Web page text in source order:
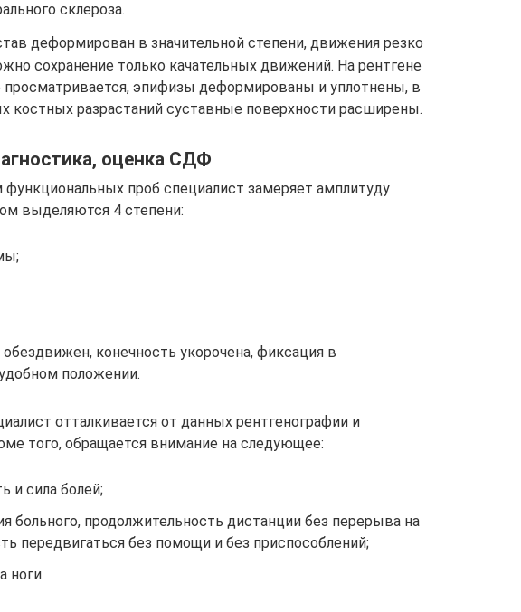
склероза.
деформирован в значительной степени, движения резко
сохранение только качательных движений. На рентгене
просматривается, эпифизы деформированы и уплотнены, в
костных разрастаний суставные поверхности расширены.
оценка СДФ
проб специалист замеряет амплитуду
выделяются 4 степени:
конечность укорочена, фиксация в
положении.
отталкивается от данных рентгенографии и
того, обращается внимание на следующее:
и сила болей;
больного, продолжительность дистанции без перерыва на
передвигаться без помощи и без приспособлений;
ноги.